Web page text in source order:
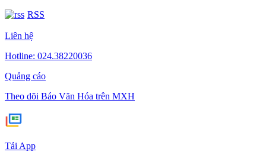
RSS
Liên hệ
Hotline: 024.38220036
Quảng cáo
Theo dõi Báo Văn Hóa trên MXH
Tải App